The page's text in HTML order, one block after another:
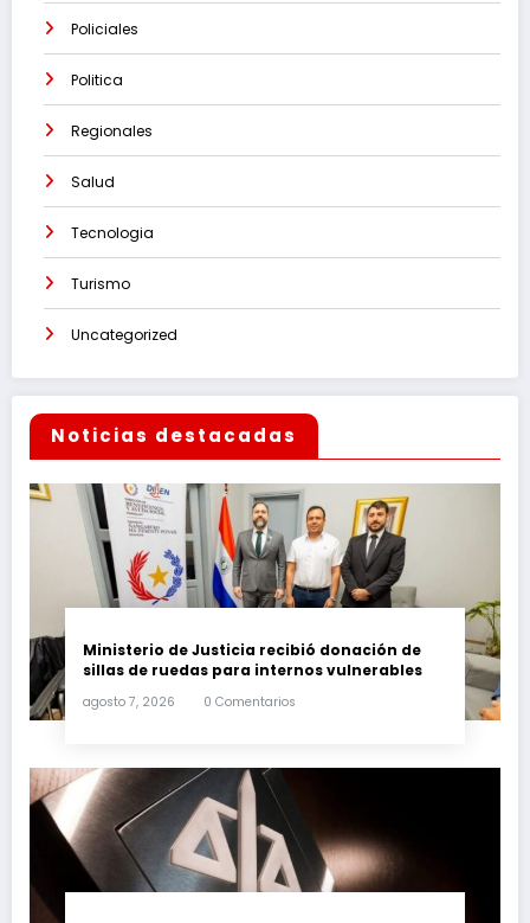
Policiales
Politica
Regionales
Salud
Tecnologia
Turismo
Uncategorized
Noticias destacadas
Ministerio de Justicia recibió donación de
sillas de ruedas para internos vulnerables
agosto 7, 2026 0 Comentarios